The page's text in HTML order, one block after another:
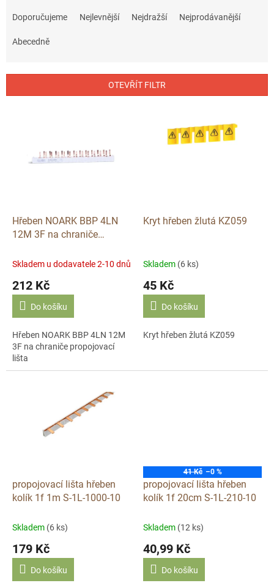
r
Doporučujeme Nejlevnější Nejdražší Nejprodávanější
Abecedně
OTEVŘÍT FILTR
Hřeben NOARK BBP 4LN
12M 3F na chraniče
Skladem u dodavatele 2-10 dnů
212 Kč
Do košíku
Hřeben NOARK BBP 4LN 12M
3F na chraniče propojovací
lišta
Kryt hřeben žlutá KZ059
Skladem (6 ks)
45 Kč
Do košíku
Kryt hřeben žlutá KZ059
propojovací lišta hřeben
kolík 1f 1m S-1L-1000-10
Skladem (6 ks)
179 Kč
Do košíku
41 Kč –0 %
propojovací lišta hřeben
kolík 1f 20cm S-1L-210-10
Skladem (12 ks)
40,99 Kč
Do košíku